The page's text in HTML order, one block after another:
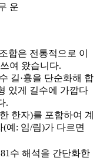
운
합은 전통적으로 이
여 왔습니다.
길·흉을 단순화해 합
있게 길수에 가깝다
.
한자)를 포함하여 계
예: 임/림)가 다르면
수 해석을 간단화한